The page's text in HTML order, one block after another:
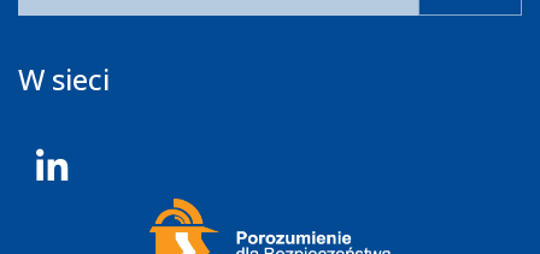
W sieci